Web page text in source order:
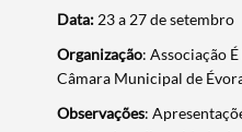
Data: 23 a 27 de setembro
Organização: Associação
Câmara Municipal de
Observações: